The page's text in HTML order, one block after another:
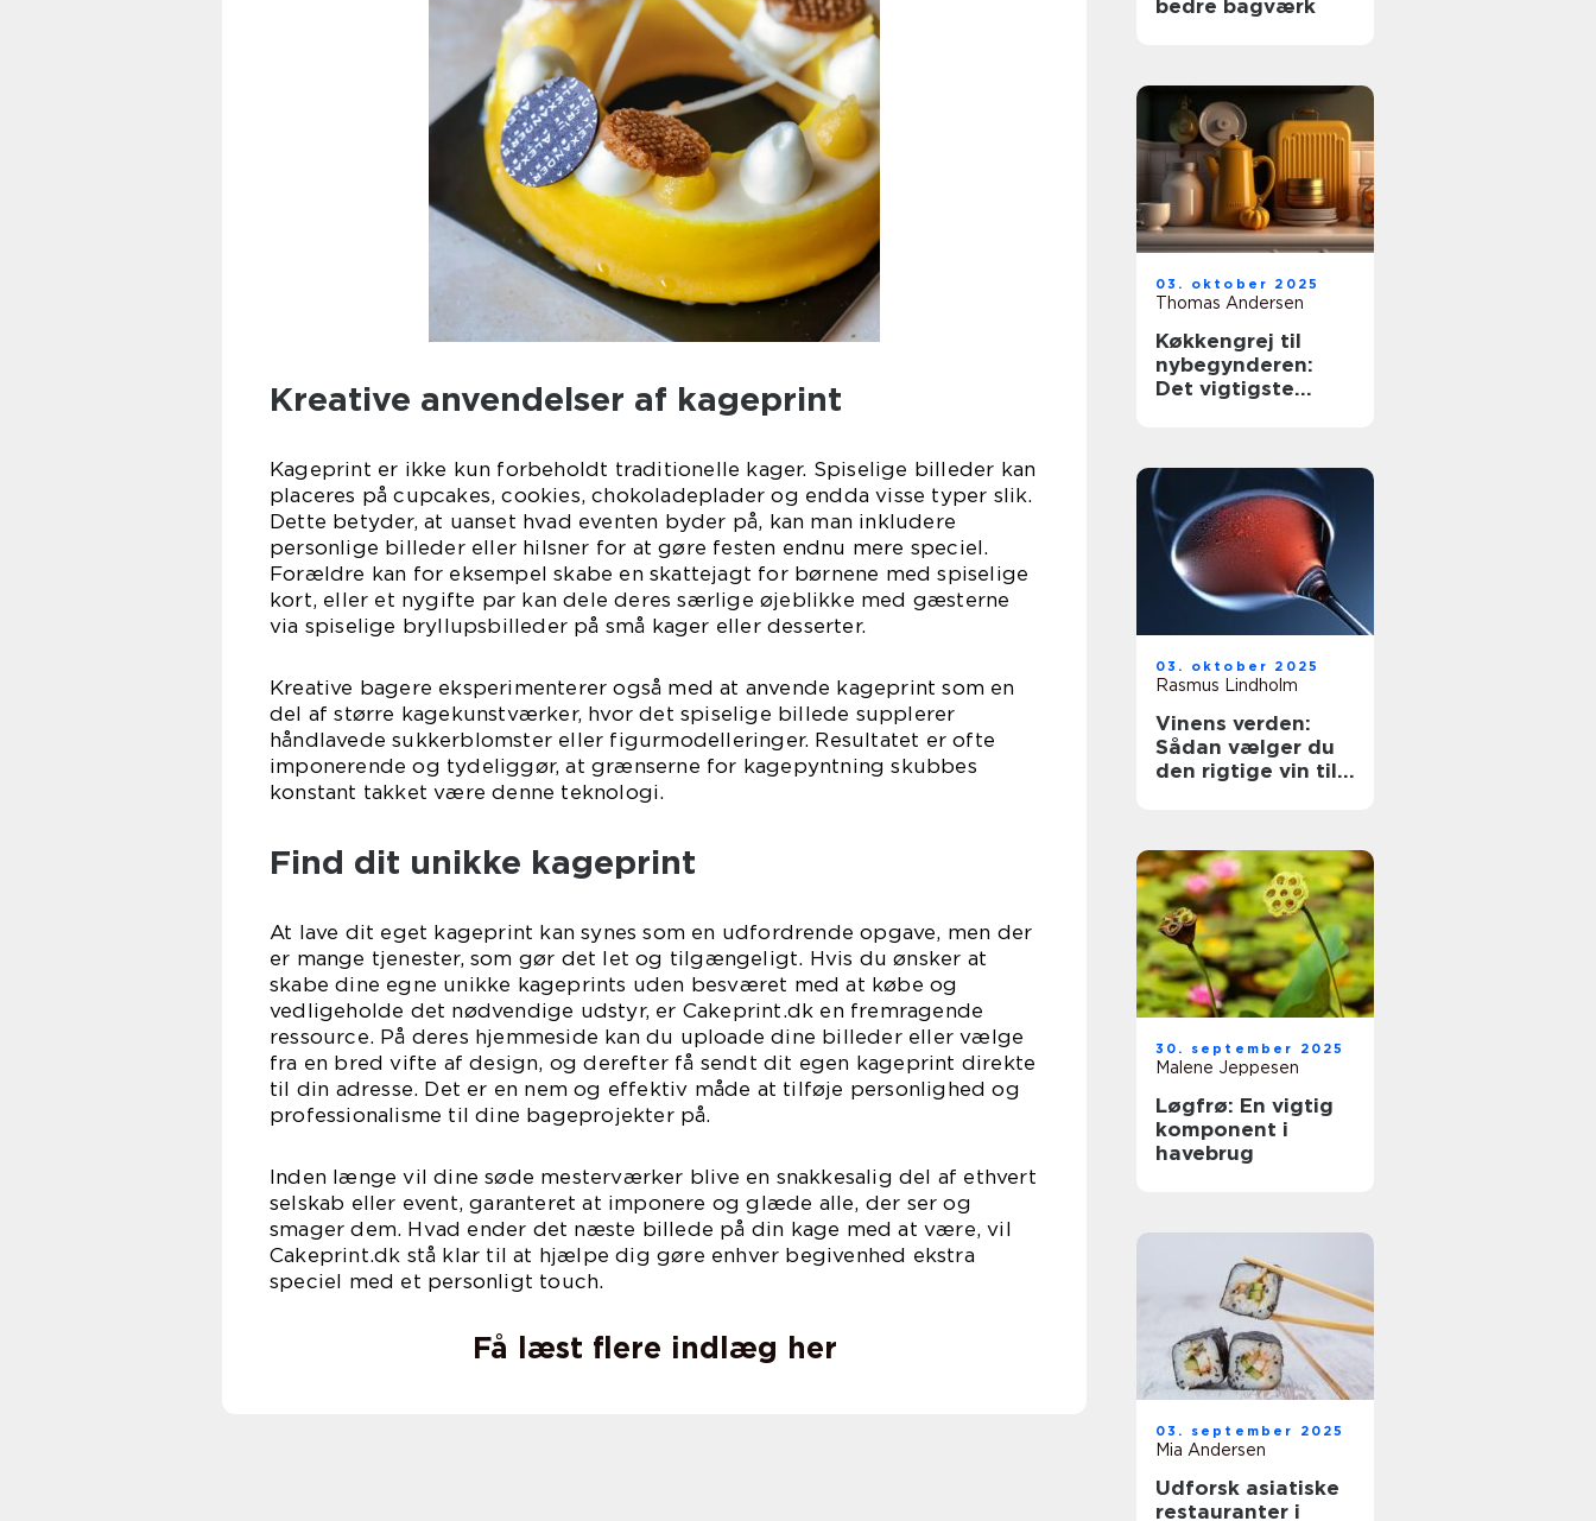
Kreative anvendelser af kageprint
Kageprint er ikke kun forbeholdt traditionelle kager. Spiselige billeder kan
placeres på cupcakes, cookies, chokoladeplader og endda visse typer slik.
Dette betyder, at uanset hvad eventen byder på, kan man inkludere
personlige billeder eller hilsner for at gøre festen endnu mere speciel.
Forældre kan for eksempel skabe en skattejagt for børnene med spiselige
kort, eller et nygifte par kan dele deres særlige øjeblikke med gæsterne
via spiselige bryllupsbilleder på små kager eller desserter.
Kreative bagere eksperimenterer også med at anvende kageprint som en
del af større kagekunstværker, hvor det spiselige billede supplerer
håndlavede sukkerblomster eller figurmodelleringer. Resultatet er ofte
imponerende og tydeliggør, at grænserne for kagepyntning skubbes
konstant takket være denne teknologi.
Find dit unikke kageprint
At lave dit eget kageprint kan synes som en udfordrende opgave, men der
er mange tjenester, som gør det let og tilgængeligt. Hvis du ønsker at
skabe dine egne unikke kageprints uden besværet med at købe og
vedligeholde det nødvendige udstyr, er Cakeprint.dk en fremragende
ressource. På deres hjemmeside kan du uploade dine billeder eller vælge
fra en bred vifte af design, og derefter få sendt dit egen kageprint direkte
til din adresse. Det er en nem og effektiv måde at tilføje personlighed og
professionalisme til dine bageprojekter på.
Inden længe vil dine søde mesterværker blive en snakkesalig del af ethvert
selskab eller event, garanteret at imponere og glæde alle, der ser og
smager dem. Hvad ender det næste billede på din kage med at være, vil
Cakeprint.dk stå klar til at hjælpe dig gøre enhver begivenhed ekstra
speciel med et personligt touch.
Få læst flere indlæg her
bedre bagværk
03. oktober 2025
Thomas Andersen
Køkkengrej til
nybegynderen:
Det vigtigste
03. oktober 2025
Rasmus Lindholm
Vinens verden:
Sådan vælger du
den rigtige vin til
30. september 2025
Malene Jeppesen
Løgfrø: En vigtig
komponent i
havebrug
03. september 2025
Mia Andersen
Udforsk asiatiske
restauranter i